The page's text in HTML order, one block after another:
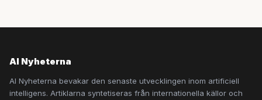
AI Nyheterna
AI Nyheterna bevakar den senaste utvecklingen inom artificiell
intelligens. Artiklarna syntetiseras från internationella källor och